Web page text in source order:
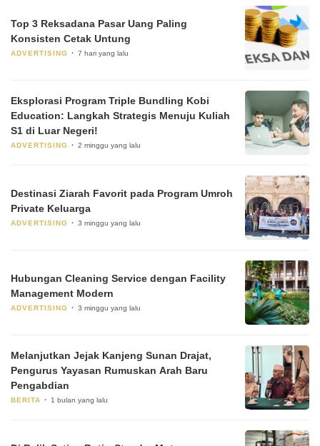
Top 3 Reksadana Pasar Uang Paling
Konsisten Cetak Untung
ADVERTISING 7 hari yang lalu
Eksplorasi Program Triple Bundling Kobi
Education: Langkah Strategis Menuju Kuliah
S1 di Luar Negeri!
ADVERTISING 2 minggu yang lalu
Destinasi Ziarah Favorit pada Program Umroh
Private Keluarga
ADVERTISING 3 minggu yang lalu
Hubungan Cleaning Service dengan Facility
Management Modern
ADVERTISING 3 minggu yang lalu
Melanjutkan Jejak Kanjeng Sunan Drajat,
Pengurus Yayasan Rumuskan Arah Baru
Pengabdian
BERITA 1 bulan yang lalu